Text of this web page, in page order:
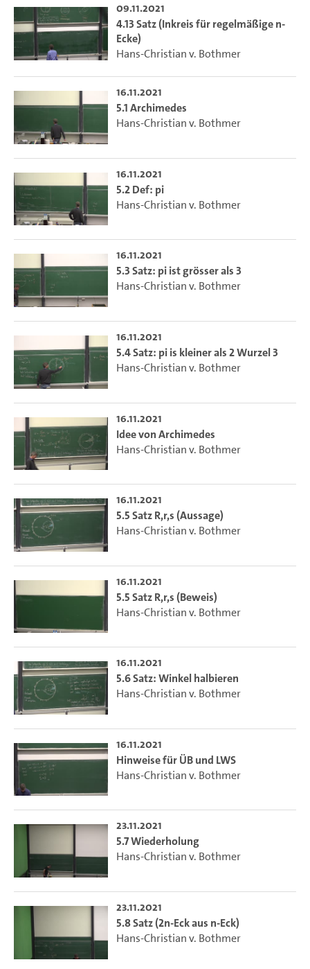
09.11.2021
4.13 Satz (Inkreis für regelmäßige n-
Ecke)
Hans-Christian v. Bothmer
16.11.2021
5.1 Archimedes
Hans-Christian v. Bothmer
16.11.2021
5.2 Def: pi
Hans-Christian v. Bothmer
16.11.2021
5.3 Satz: pi ist grösser als 3
Hans-Christian v. Bothmer
16.11.2021
5.4 Satz: pi is kleiner als 2 Wurzel 3
Hans-Christian v. Bothmer
16.11.2021
Idee von Archimedes
Hans-Christian v. Bothmer
16.11.2021
5.5 Satz R,r,s (Aussage)
Hans-Christian v. Bothmer
16.11.2021
5.5 Satz R,r,s (Beweis)
Hans-Christian v. Bothmer
16.11.2021
5.6 Satz: Winkel halbieren
Hans-Christian v. Bothmer
16.11.2021
Hinweise für ÜB und LWS
Hans-Christian v. Bothmer
23.11.2021
5.7 Wiederholung
Hans-Christian v. Bothmer
23.11.2021
5.8 Satz (2n-Eck aus n-Eck)
Hans-Christian v. Bothmer